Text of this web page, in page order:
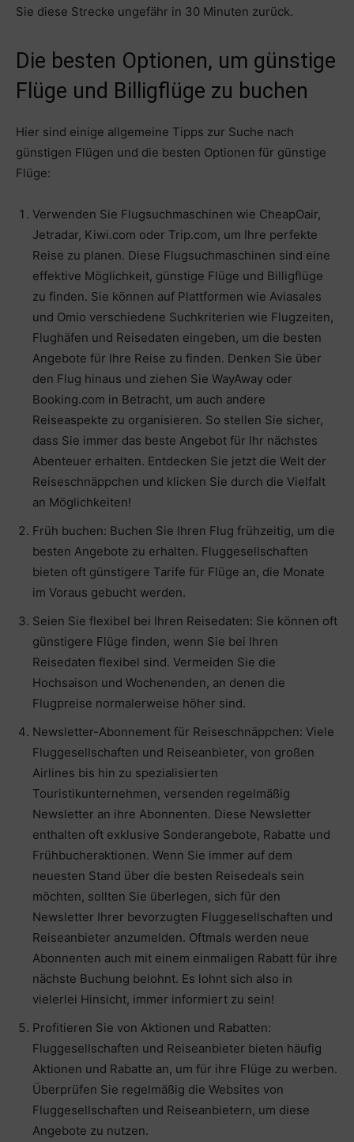
Sie diese Strecke ungefähr in 30 Minuten zurück.
Die besten Optionen, um günstige
Flüge und Billigflüge zu buchen
Hier sind einige allgemeine Tipps zur Suche nach
günstigen Flügen und die besten Optionen für günstige
Flüge:
Verwenden Sie Flugsuchmaschinen wie CheapOair,
Jetradar, Kiwi.com oder Trip.com, um Ihre perfekte
Reise zu planen. Diese Flugsuchmaschinen sind eine
effektive Möglichkeit, günstige Flüge und Billigflüge
zu finden. Sie können auf Plattformen wie Aviasales
und Omio verschiedene Suchkriterien wie Flugzeiten,
Flughäfen und Reisedaten eingeben, um die besten
Angebote für Ihre Reise zu finden. Denken Sie über
den Flug hinaus und ziehen Sie WayAway oder
Booking.com in Betracht, um auch andere
Reiseaspekte zu organisieren. So stellen Sie sicher,
dass Sie immer das beste Angebot für Ihr nächstes
Abenteuer erhalten. Entdecken Sie jetzt die Welt der
Reiseschnäppchen und klicken Sie durch die Vielfalt
an Möglichkeiten!
Früh buchen: Buchen Sie Ihren Flug frühzeitig, um die
besten Angebote zu erhalten. Fluggesellschaften
bieten oft günstigere Tarife für Flüge an, die Monate
im Voraus gebucht werden.
Seien Sie flexibel bei Ihren Reisedaten: Sie können oft
günstigere Flüge finden, wenn Sie bei Ihren
Reisedaten flexibel sind. Vermeiden Sie die
Hochsaison und Wochenenden, an denen die
Flugpreise normalerweise höher sind.
Newsletter-Abonnement für Reiseschnäppchen: Viele
Fluggesellschaften und Reiseanbieter, von großen
Airlines bis hin zu spezialisierten
Touristikunternehmen, versenden regelmäßig
Newsletter an ihre Abonnenten. Diese Newsletter
enthalten oft exklusive Sonderangebote, Rabatte und
Frühbucheraktionen. Wenn Sie immer auf dem
neuesten Stand über die besten Reisedeals sein
möchten, sollten Sie überlegen, sich für den
Newsletter Ihrer bevorzugten Fluggesellschaften und
Reiseanbieter anzumelden. Oftmals werden neue
Abonnenten auch mit einem einmaligen Rabatt für ihre
nächste Buchung belohnt. Es lohnt sich also in
vielerlei Hinsicht, immer informiert zu sein!
Profitieren Sie von Aktionen und Rabatten:
Fluggesellschaften und Reiseanbieter bieten häufig
Aktionen und Rabatte an, um für ihre Flüge zu werben.
Überprüfen Sie regelmäßig die Websites von
Fluggesellschaften und Reiseanbietern, um diese
Angebote zu nutzen.